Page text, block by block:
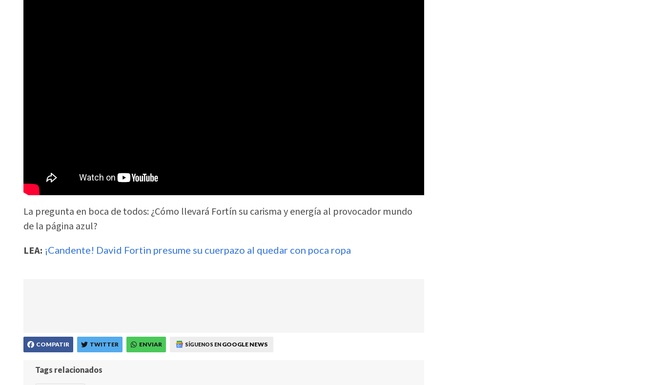
La pregunta en boca de todos: ¿Cómo llevará Fortín su carisma y energía al provocador mundo
de la página azul?
LEA: ¡Candente! David Fortin presume su cuerpazo al quedar con poca ropa
COMPATIR TWITTER ENVIAR SÍGUENOS EN GOOGLE NEWS
Tags relacionados